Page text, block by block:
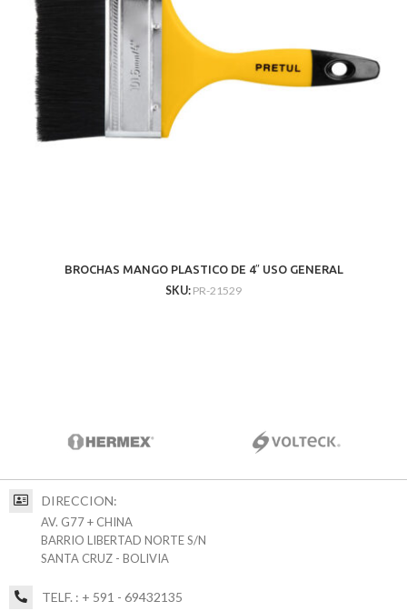
BROCHAS MANGO PLASTICO DE 4″ USO GENERAL
SKU: PR-21529
DIRECCION:
AV. G77 + CHINA
BARRIO LIBERTAD NORTE S/N
SANTA CRUZ - BOLIVIA
TELF. : + 591 - 69432135